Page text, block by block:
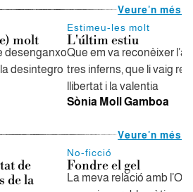
Veure'n més
molt
desenganxo
la desintegro
Estimeu-les molt
L'últim estiu
Que em va reconèixer
tres inferns, que li vaig
llibertat i la valentia
Sònia Moll Gamboa
Veure'n més
de
de la
No-ficció
Fondre el gel
La meva relació amb